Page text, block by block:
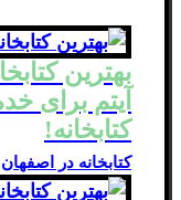
آیتم برای
کتابخانه!
کتابخانه در اصفهان